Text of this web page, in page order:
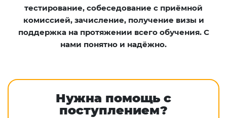
тестирование, собеседование с приёмной
комиссией, зачисление, получение визы и
поддержка на протяжении всего обучения. С
нами понятно и надёжно.
Нужна помощь с
поступлением?